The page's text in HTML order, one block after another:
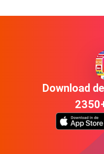
Download